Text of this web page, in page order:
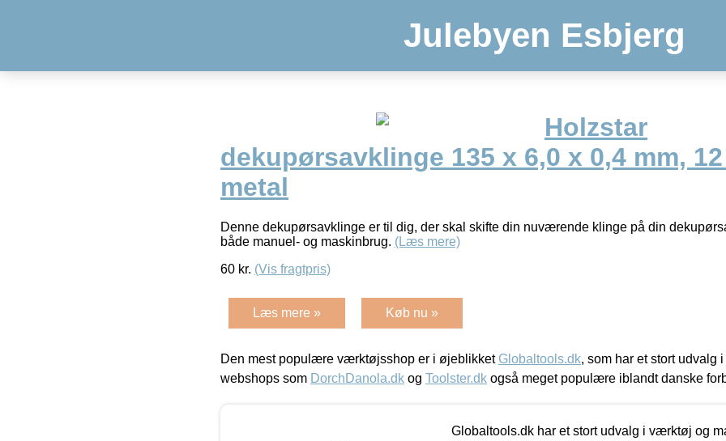
Julebyen Esbjerg
Holzstar
dekupørsavklinge 135 x 6,0 x 0,4 mm,
metal
Denne dekupørsavklinge er til dig, der skal skifte din nuværende klinge på din
både manuel- og maskinbrug. (Læs mere)
60 kr. (Vis fragtpris)
Læs mere » Køb nu »
Den mest populære værktøjsshop er i øjeblikket Globaltools.dk, som har et stort udvalg
webshops som DorchDanola.dk og Toolster.dk også meget populære iblandt danske
Globaltools.dk har et stort udvalg i værktøj og